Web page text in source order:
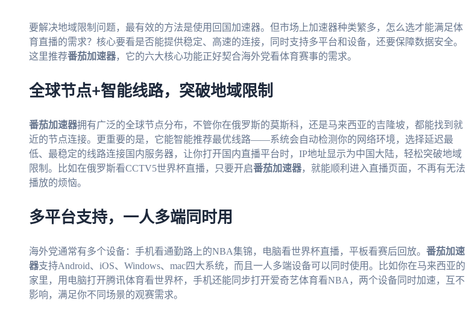
要解决地域限制问题，最有效的方法是使用回国加速器。但市场上加速器种类繁多，怎么选才能满足体
育直播的需求？核心要看是否能提供稳定、高速的连接，同时支持多平台和设备，还要保障数据安全。
这里推荐番茄加速器，它的六大核心功能正好契合海外党看体育赛事的需求。
全球节点+智能线路，突破地域限制
番茄加速器拥有广泛的全球节点分布，不管你在俄罗斯的莫斯科，还是马来西亚的吉隆坡，都能找到就
近的节点连接。更重要的是，它能智能推荐最优线路——系统会自动检测你的网络环境，选择延迟最
低、最稳定的线路连接国内服务器，让你打开国内直播平台时，IP地址显示为中国大陆，轻松突破地域
限制。比如在俄罗斯看CCTV5世界杯直播，只要开启番茄加速器，就能顺利进入直播页面，不再有无法
播放的烦恼。
多平台支持，一人多端同时用
海外党通常有多个设备：手机看通勤路上的NBA集锦，电脑看世界杯直播，平板看赛后回放。 番茄加速
器支持Android、iOS、Windows、mac四大系统，而且一人多端设备可以同时使用。比如你在马来西亚的
家里，用电脑打开腾讯体育看世界杯，手机还能同步打开爱奇艺体育看NBA，两个设备同时加速，互不
影响，满足你不同场景的观赛需求。